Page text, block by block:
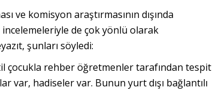
ve komisyon araştırmasının dışında
de çok yönlü olarak
şunları söyledi:
çocukla rehber öğretmenler tarafından tespit
var, hadiseler var. Bunun yurt dışı bağlantılı